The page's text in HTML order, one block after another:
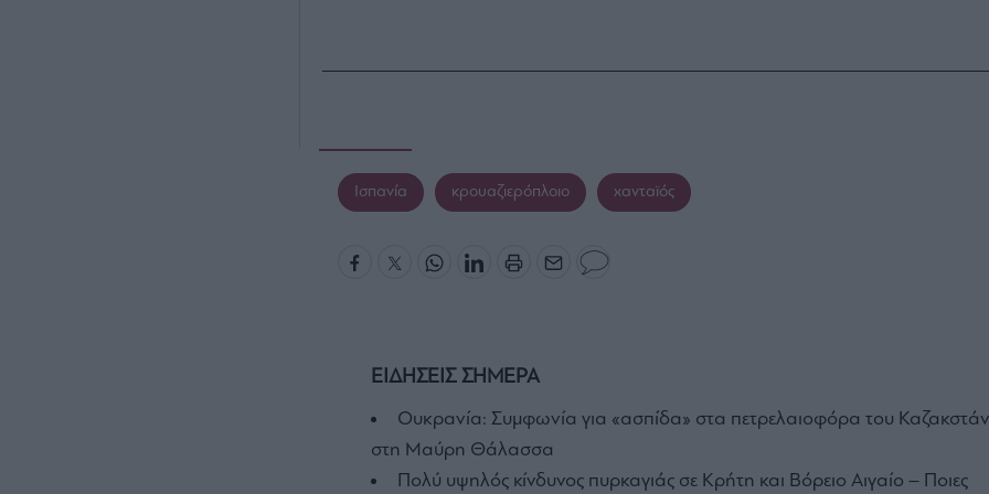
Ισπανία κρουαζιερόπλοιο χανταϊός
ΕΙΔΗΣΕΙΣ ΣΗΜΕΡΑ
Ουκρανία: Συμφωνία για «ασπίδα» στα πετρελαιοφόρα του Καζακστάν
στη Μαύρη Θάλασσα
Πολύ υψηλός κίνδυνος πυρκαγιάς σε Κρήτη και Βόρειο Αιγαίο – Ποιες